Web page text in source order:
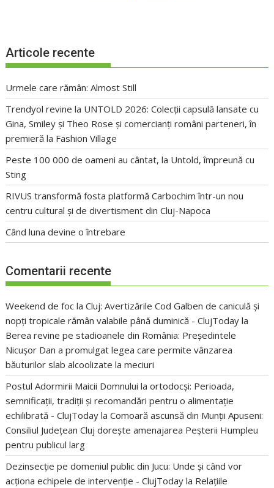
Articole recente
Urmele care rămân: Almost Still
Trendyol revine la UNTOLD 2026: Colecții capsulă lansate cu
Gina, Smiley și Theo Rose și comercianți români parteneri, în
premieră la Fashion Village
Peste 100 000 de oameni au cântat, la Untold, împreună cu
Sting
RIVUS transformă fosta platformă Carbochim într-un nou
centru cultural și de divertisment din Cluj-Napoca
Când luna devine o întrebare
Comentarii recente
Weekend de foc la Cluj: Avertizările Cod Galben de caniculă și
nopți tropicale rămân valabile până duminică - ClujToday la
Berea revine pe stadioanele din România: Președintele
Nicușor Dan a promulgat legea care permite vânzarea
băuturilor slab alcoolizate la meciuri
Postul Adormirii Maicii Domnului la ortodocși: Perioada,
semnificații, tradiții și recomandări pentru o alimentație
echilibrată - ClujToday laComoară ascunsă din Munții Apuseni:
Consiliul Județean Cluj dorește amenajarea Peșterii Humpleu
pentru publicul larg
Dezinsecție pe domeniul public din Jucu: Unde și când vor
acționa echipele de intervenție - ClujToday la Relațiile